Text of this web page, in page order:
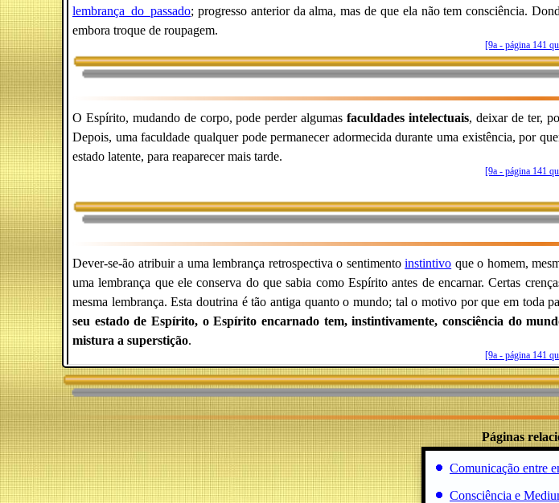
lembrança_do_passado; progresso anterior da alma, mas de que ela não tem consciência.
embora troque de roupagem.
[9a - página 141
O Espírito, mudando de corpo, pode perder algumasfaculdades intelectuais, deixar de ter,
Depois, uma faculdade qualquer pode permanecer adormecida durante uma existência, por
estado latente, para reaparecer mais tarde.
[9a - página 141
Dever-se-ão atribuir a uma lembrança retrospectiva o sentimentoinstintivo que o homem,
uma lembrança que ele conserva do que sabia como Espírito antes de encarnar. Certas
mesma lembrança. Esta doutrina é tão antiga quanto o mundo; tal o motivo por que em toda
seu estado de Espírito, o Espírito encarnado tem, instintivamente, consciência do
mistura a superstição.
[9a - página 141
Páginas
Comunicação entre
Consciência e